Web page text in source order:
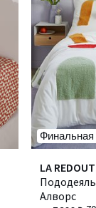
Финальная
LA
Алворс
4,1
/ 5